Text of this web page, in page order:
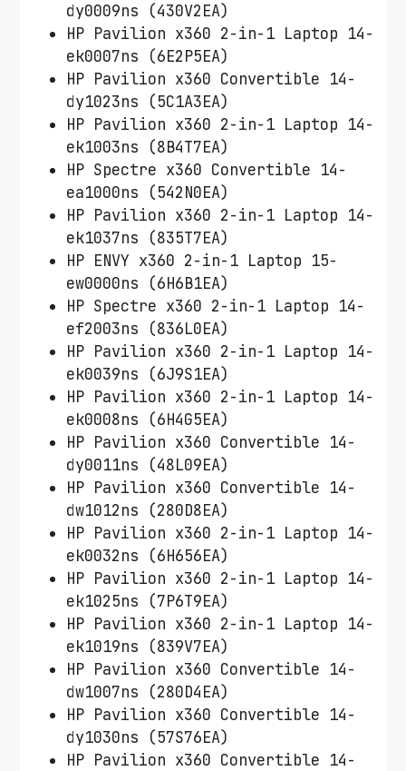
dy0009ns (430V2EA)
HP Pavilion x360 2-in-1 Laptop 14-
ek0007ns (6E2P5EA)
HP Pavilion x360 Convertible 14-
dy1023ns (5C1A3EA)
HP Pavilion x360 2-in-1 Laptop 14-
ek1003ns (8B4T7EA)
HP Spectre x360 Convertible 14-
ea1000ns (542N0EA)
HP Pavilion x360 2-in-1 Laptop 14-
ek1037ns (835T7EA)
HP ENVY x360 2-in-1 Laptop 15-
ew0000ns (6H6B1EA)
HP Spectre x360 2-in-1 Laptop 14-
ef2003ns (836L0EA)
HP Pavilion x360 2-in-1 Laptop 14-
ek0039ns (6J9S1EA)
HP Pavilion x360 2-in-1 Laptop 14-
ek0008ns (6H4G5EA)
HP Pavilion x360 Convertible 14-
dy0011ns (48L09EA)
HP Pavilion x360 Convertible 14-
dw1012ns (280D8EA)
HP Pavilion x360 2-in-1 Laptop 14-
ek0032ns (6H656EA)
HP Pavilion x360 2-in-1 Laptop 14-
ek1025ns (7P6T9EA)
HP Pavilion x360 2-in-1 Laptop 14-
ek1019ns (839V7EA)
HP Pavilion x360 Convertible 14-
dw1007ns (280D4EA)
HP Pavilion x360 Convertible 14-
dy1030ns (57S76EA)
HP Pavilion x360 Convertible 14-